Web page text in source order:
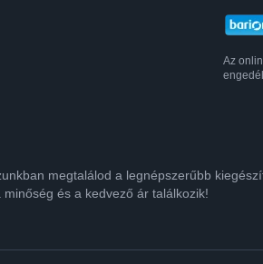
Az
megtalálod a legnépszerűbb
és a kedvező ár találkozik!